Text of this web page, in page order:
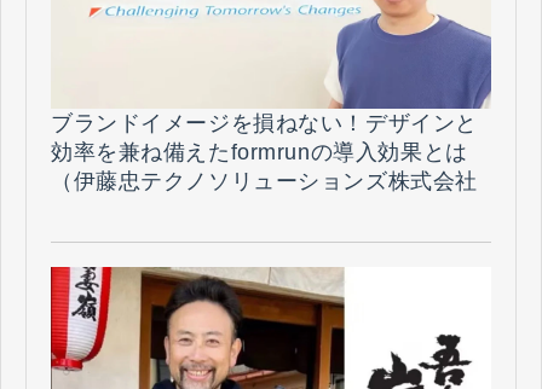
ブランドイメージを損ねない！デザインと
効率を兼ね備えたformrunの導入効果とは
（伊藤忠テクノソリューションズ株式会社